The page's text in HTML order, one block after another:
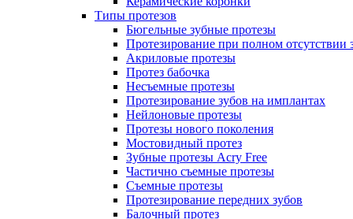
Типы протезов
Бюгельные зубные протезы
Протезирование при полном отсутствии
Акриловые протезы
Протез бабочка
Несъемные протезы
Протезирование зубов на имплантах
Нейлоновые протезы
Протезы нового поколения
Мостовидный протез
Зубные протезы Acry Free
Частично съемные протезы
Съемные протезы
Протезирование передних зубов
Балочный протез